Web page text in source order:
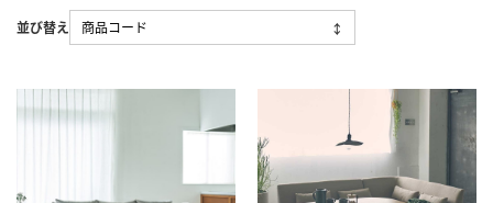
ソファダイニングの特長
食事に向き合って設計した、こんな家具です。